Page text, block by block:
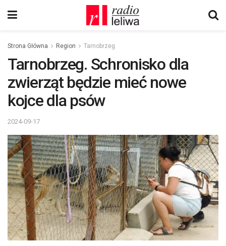
Strona Główna Region Tarnobrzeg
Tarnobrzeg. Schronisko dla
zwierząt będzie mieć nowe
kojce dla psów
2024-09-17